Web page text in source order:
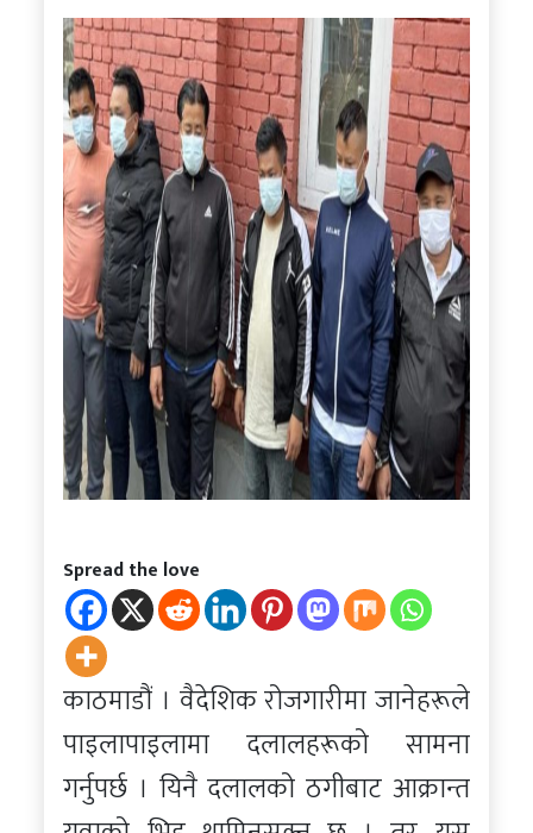
Spread the love
काठमाडौं । वैदेशिक रोजगारीमा जानेहरूले
पाइलापाइलामा दलालहरूको सामना
गर्नुपर्छ । यिनै दलालको ठगीबाट आक्रान्त